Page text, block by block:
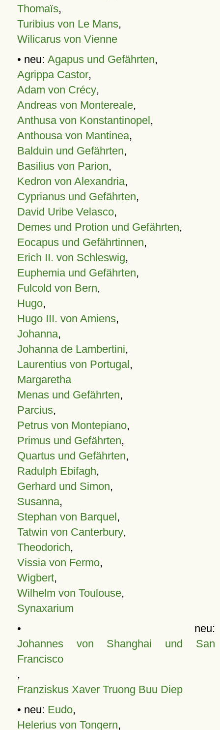
Thomaïs,
Turibius von Le Mans,
Wilicarus von Vienne
• neu: Agapus und Gefährten,
Agrippa Castor,
Adam von Crécy,
Andreas von Montereale,
Anthusa von Konstantinopel,
Anthousa von Mantinea,
Balduin und Gefährten,
Basilius von Parion,
Kedron von Alexandria,
Cyprianus und Gefährten,
David Uribe Velasco,
Demes und Protion und Gefährten,
Eocapus und Gefährtinnen,
Erich II. von Schleswig,
Euphemia und Gefährten,
Fulcold von Bern,
Hugo,
Hugo III. von Amiens,
Johanna,
Johanna de Lambertini,
Laurentius von Portugal,
Margaretha
Menas und Gefährten,
Parcius,
Petrus von Montepiano,
Primus und Gefährten,
Quartus und Gefährten,
Radulph Ebifagh,
Gerhard und Simon,
Susanna,
Stephan von Barquel,
Tatwin von Canterbury,
Theodorich,
Vissia von Fermo,
Wigbert,
Wilhelm von Toulouse,
Synaxarium
• neu:
Johannes von Shanghai und San
Francisco
,
Franziskus Xaver Truong Buu Diep
• neu: Eudo,
Helerius von Tongern,